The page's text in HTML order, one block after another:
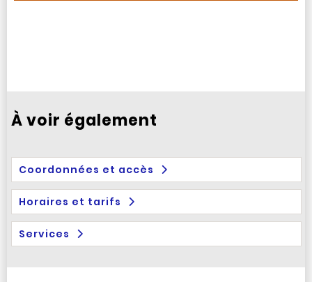
À voir également
Coordonnées et accès
Horaires et tarifs
Services